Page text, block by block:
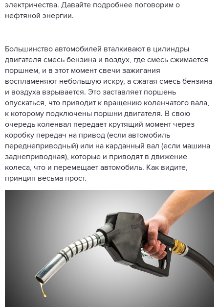
электричества. Давайте подробнее поговорим о
нефтяной энергии.
Большинство автомобилей вталкивают в цилиндры
двигателя смесь бензина и воздух, где смесь сжимается
поршнем, и в этот момент свечи зажигания
воспламеняют небольшую искру, а сжатая смесь бензина
и воздуха взрывается. Это заставляет поршень
опускаться, что приводит к вращению коленчатого вала,
к которому подключены поршни двигателя. В свою
очередь коленвал передает крутящий момент через
коробку передач на привод (если автомобиль
переднеприводный) или на карданный вал (если машина
заднеприводная), которые и приводят в движение
колеса, что и перемещает автомобиль. Как видите,
принцип весьма прост.